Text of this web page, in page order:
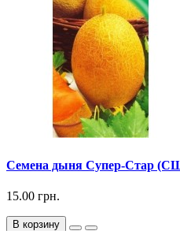
Семена дыня Супер-Стар
15.00 грн.
В корзину